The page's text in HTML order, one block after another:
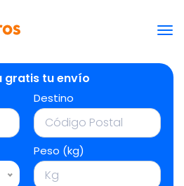
gratis tu envío
Destino
Peso (kg)